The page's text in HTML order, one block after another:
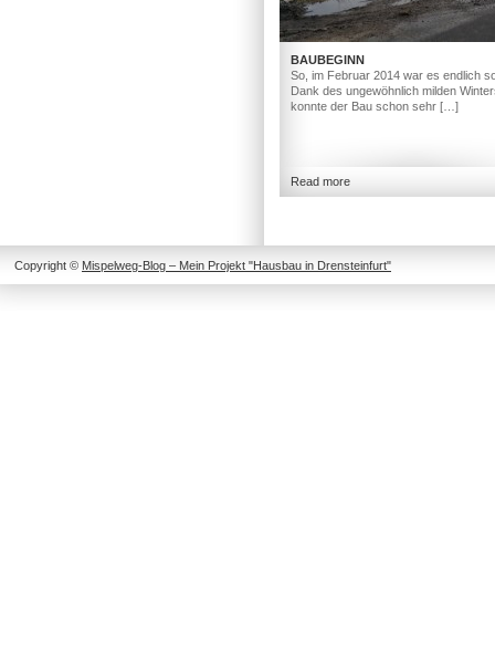
BAUBEGINN
So, im Februar 2014 war es endlich
Dank des ungewöhnlich milden
konnte der Bau schon sehr […]
Read more
Copyright © Mispelweg-Blog – Mein Projekt "Hausbau in Drensteinfurt"